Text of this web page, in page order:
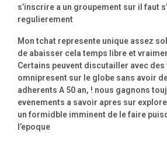
s’inscrire a un groupement sur il faut
regulierement
Mon tchat represente unique assez
de abaisser cela temps libre et
Certains peuvent discutailler avec des
omnipresent sur le globe sans avoir de
adherents A 50 an, ! nous gagnons
evenements a savoir apres sur
un formidble imminent de le faire
l’epoque